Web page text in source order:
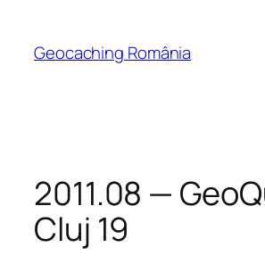
content
Geocaching România
2011.08 —
Cluj 19